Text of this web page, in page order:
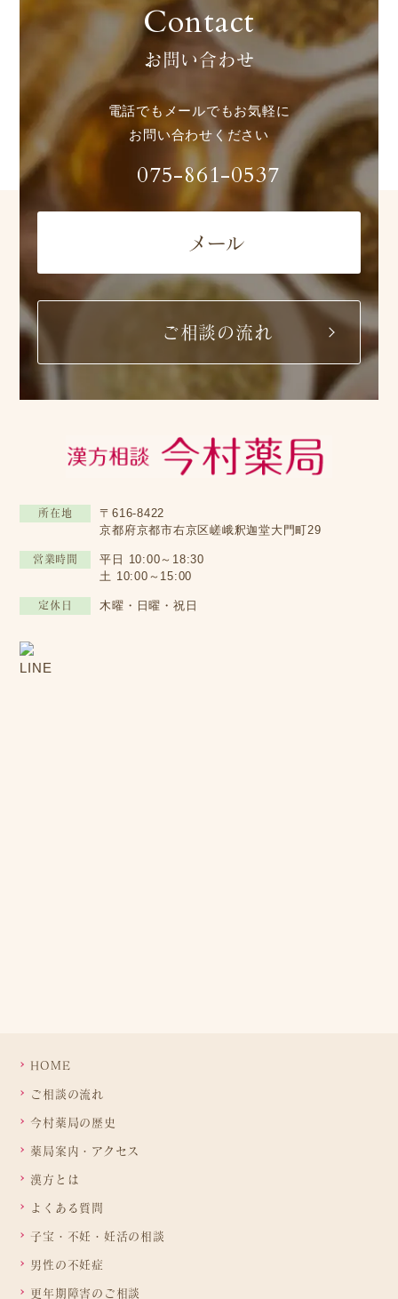
Contact
お問い合わせ
電話でもメールでもお気軽に
お問い合わせください
075-861-0537
メール
ご相談の流れ
所在地
〒616-8422
京都府京都市右京区嵯峨釈迦堂大門町29
営業時間
平日 10:00～18:30
土 10:00～15:00
定休日 木曜・日曜・祝日
HOME
ご相談の流れ
今村薬局の歴史
薬局案内・アクセス
漢方とは
よくある質問
子宝・不妊・妊活の相談
男性の不妊症
更年期障害のご相談